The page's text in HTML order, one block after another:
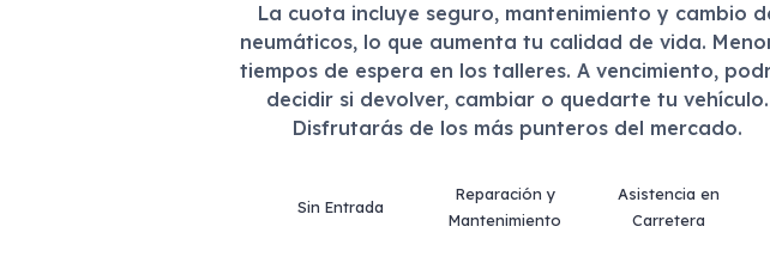
La cuota incluye seguro, mantenimiento y cambio
neumáticos, lo que aumenta tu calidad de vida.
tiempos de espera en los talleres. A vencimiento,
decidir si devolver, cambiar o quedarte tu vehículo.
Disfrutarás de los más punteros del mercado.
Sin Entrada
Reparación y
Mantenimiento
Asistencia en
Carretera